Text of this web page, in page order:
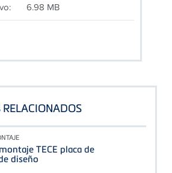
6.98 MB
TECE placa de
diseño